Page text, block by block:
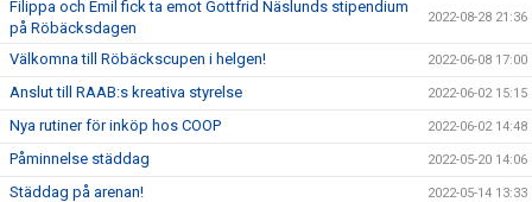
Filippa och Emil fick ta emot Gottfrid Näslunds stipendium
på Röbäcksdagen
2022-08-28 21:36
Välkomna till Röbäckscupen i helgen! 2022-06-08 17:00
Anslut till RAAB:s kreativa styrelse 2022-06-02 15:15
Nya rutiner för inköp hos COOP 2022-06-02 14:48
Påminnelse städdag 2022-05-20 14:06
Städdag på arenan! 2022-05-14 13:33